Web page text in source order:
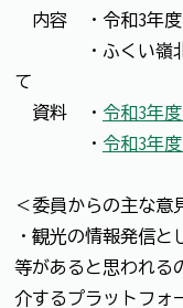
内容 ・令和3年度
・ふくい嶺北連
て
資料 ・ 令和3年
・ 令和3年
＜委員からの主な意
・観光の情報発信と
等があると思われる
介するプラットフォ